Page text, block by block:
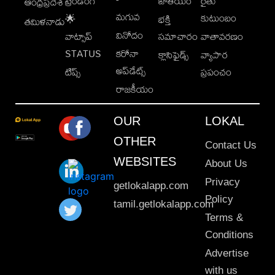
తమిళనాడు🌟
వాట్సాప్
STATUS
టిప్స్
మగువ
వినోదం
కరోనా
అప్‌డేట్స్
రాజకీయం
భక్తి
సమాచారం
క్లాసిఫైడ్స్
కుటుంబం
వాతావరణం
వ్యాపార
ప్రపంచం
OUR
OTHER
WEBSITES
getlokalapp.com
tamil.getlokalapp.com
LOKAL
Contact Us
About Us
Privacy
Policy
Terms &
Conditions
Advertise
with us